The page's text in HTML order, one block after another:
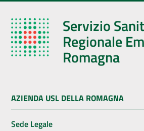
Servizio
Regionale
Romagna
AZIENDA USL DELLA ROMAGNA
Sede Legale